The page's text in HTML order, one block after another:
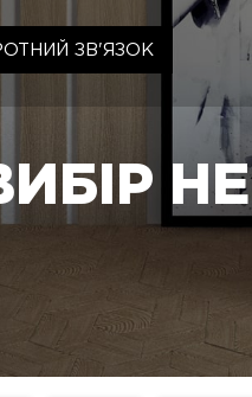
ЗВ'ЯЗОК